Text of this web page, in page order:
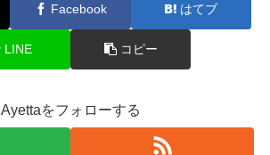
Facebook はてブ
LINE コピー
Ayettaをフォローする